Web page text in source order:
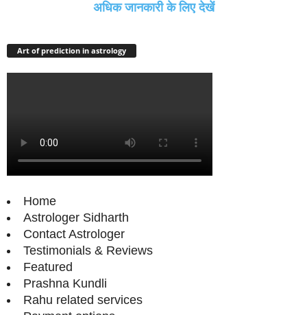
अधिक जानकारी के लिए देखें
Art of prediction in astrology
Home
Astrologer Sidharth
Contact Astrologer
Testimonials & Reviews
Featured
Prashna Kundli
Rahu related services